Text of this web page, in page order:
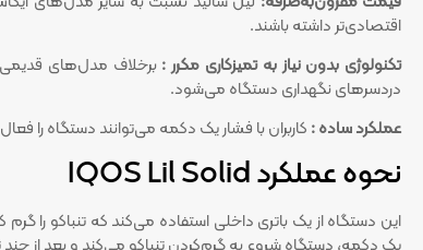
اقتصادی‌تر داشته باشند.
تکنولوژی بدون نیاز به تمیزکاری مکرر : برخلاف مدل‌های
دردسرهای نگهداری دستگاه می‌شود.
عملکرد ساده : کاربران با فشار یک دکمه می‌توانند دستگاه را
نحوه عملکرد IQOS Lil Solid
این دستگاه از یک باتری داخلی استفاده می‌کند که تنباکو را